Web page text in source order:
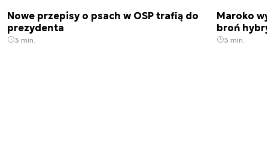
Nowe przepisy o psach w OSP trafią do
prezydenta
3 min.
Maroko
broń
3 min.